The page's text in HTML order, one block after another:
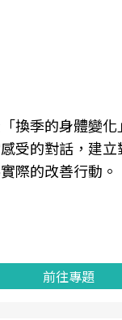
換季的身體變
受的對話，建
際的改善行動。
前往專題